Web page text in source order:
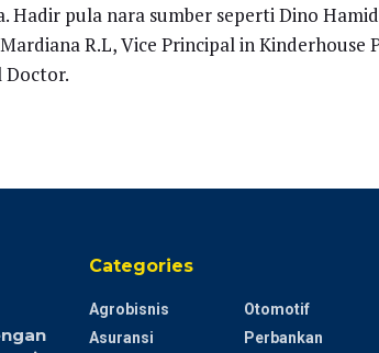
Hadir pula nara sumber seperti Dino
R.L, Vice Principal in Kinderhouse
Doctor.
Categories
Agrobisnis
Asuransi
Otomotif
Perbankan